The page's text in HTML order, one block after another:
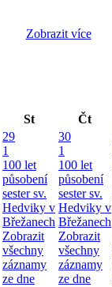
Zobrazit více
St Čt
29
1
100 let
působení
sester sv.
Hedviky v
Břežanech
Zobrazit
všechny
záznamy
ze dne
30
1
100 let
působení
sester sv.
Hedviky v
Břežanech
Zobrazit
všechny
záznamy
ze dne